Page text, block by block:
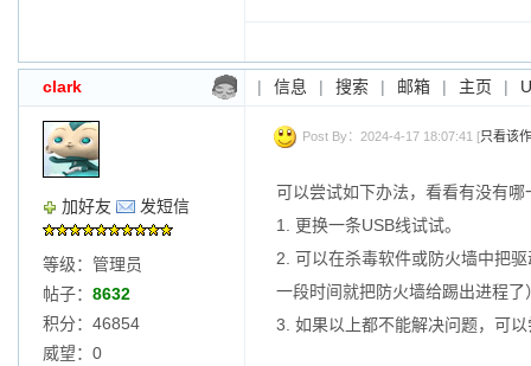
clark | 信息 | 搜索 | 邮箱 | 主页 |
加好友 发短信
等级：管理员
帖子： 8632
积分：46854
威望：0
Post By：2024-4-17 18:07:41 [只看该
可以尝试如下办法，看看有没有哪
1. 更换一条USB线试试。
2. 可以在杀毒软件或防火墙中把
一段时间就把防火墙给踢出进程了
3. 如果以上都不能解决问题，可